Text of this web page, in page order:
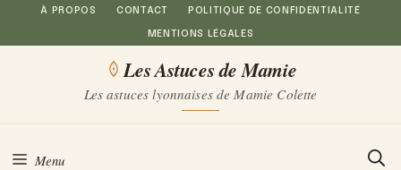
Aller
au
À PROPOS CONTACT POLITIQUE DE CONFIDENTIALITÉ
MENTIONS LÉGALES
Les Astuces de Mamie
Les astuces lyonnaises de Mamie Colette
Menu